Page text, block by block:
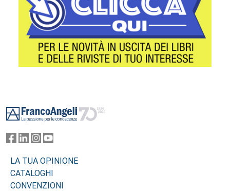
LA TUA OPINIONE
CATALOGHI
CONVENZIONI